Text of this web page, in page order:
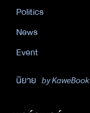
Politics
News
Event
นิยาย by KaweBook